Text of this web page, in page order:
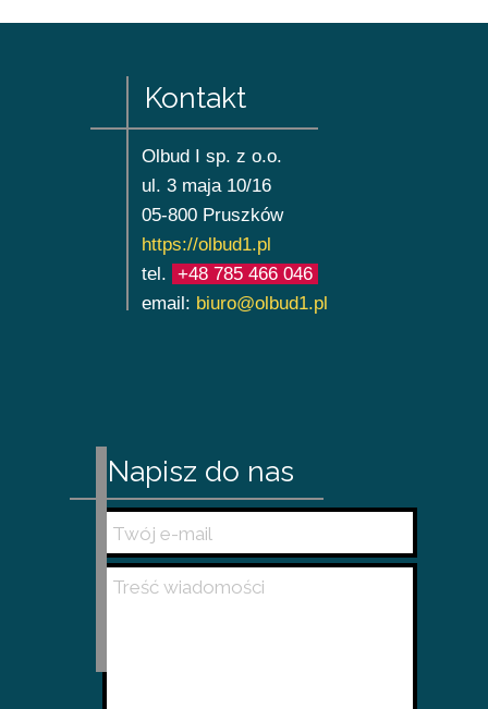
Olbud I sp. z o.o.
ul. 3 maja 10/16
05-800 Pruszków
https://olbud1.pl
tel. +48 785 466 046
email: biuro@olbud1.pl
Kontakt
Napisz do nas